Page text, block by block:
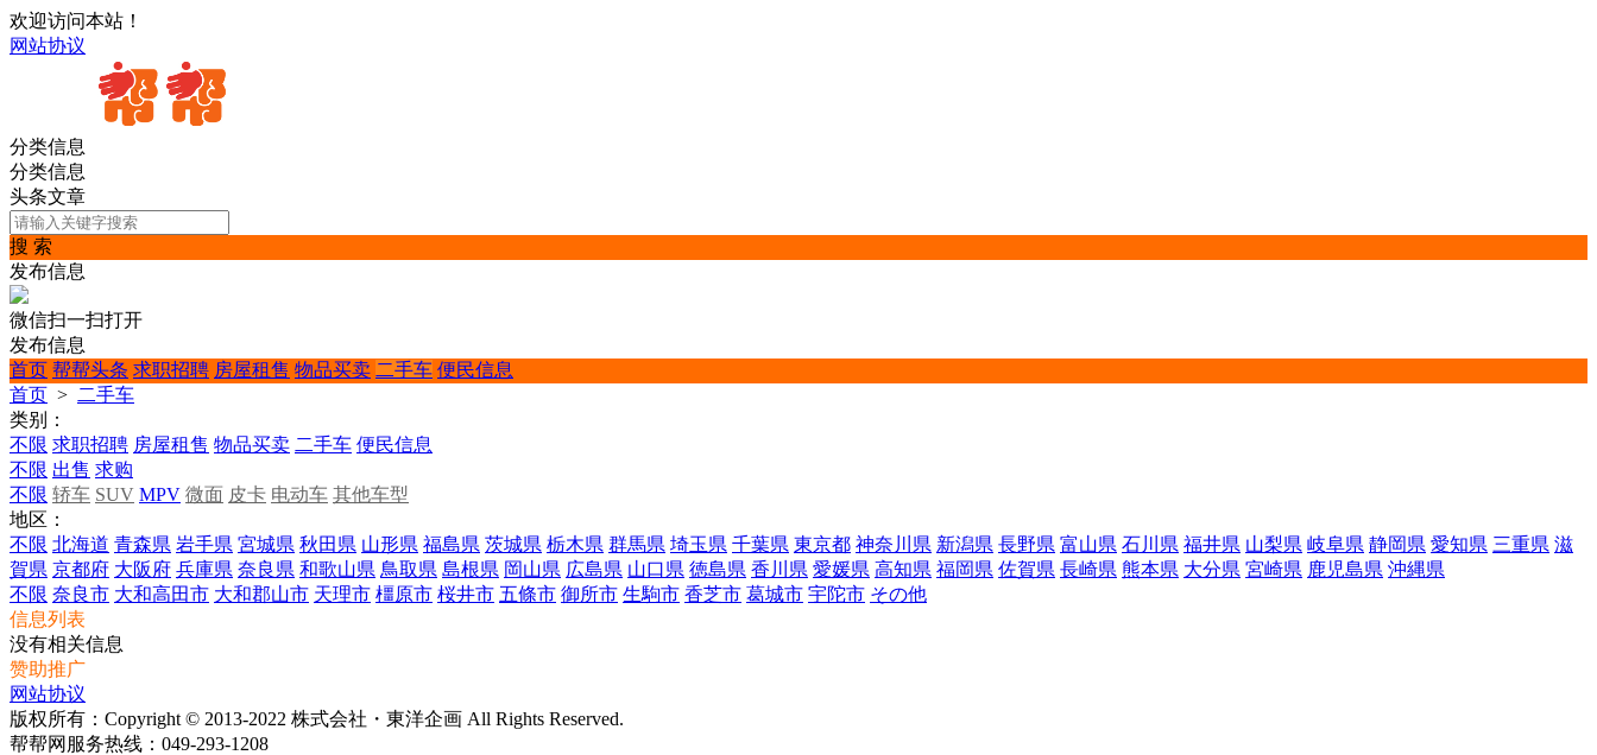
欢迎访问本站！
网站协议
分类信息
分类信息
头条文章
搜 索
发布信息
微信扫一扫打开
发布信息
首页 帮帮头条 求职招聘 房屋租售 物品买卖 二手车 便民信息
首页 > 二手车
类别：
不限 求职招聘 房屋租售 物品买卖 二手车 便民信息
不限 出售 求购
不限 轿车 SUV MPV 微面 皮卡 电动车 其他车型
地区：
不限 北海道 青森県 岩手県 宮城県 秋田県 山形県 福島県 茨城県 栃木県 群馬県 埼玉県 千葉県 東京都 神奈川県 新潟県 長野県 富山県 石川県 福井県 山梨県 岐阜県 静岡県 愛知県 三重県 滋
賀県 京都府 大阪府 兵庫県 奈良県 和歌山県 鳥取県 島根県 岡山県 広島県 山口県 徳島県 香川県 愛媛県 高知県 福岡県 佐賀県 長崎県 熊本県 大分県 宮崎県 鹿児島県 沖縄県
不限 奈良市 大和高田市 大和郡山市 天理市 橿原市 桜井市 五條市 御所市 生駒市 香芝市 葛城市 宇陀市 その他
信息列表
没有相关信息
赞助推广
网站协议
版权所有：Copyright © 2013-2022 株式会社・東洋企画 All Rights Reserved.
帮帮网服务热线： 049-293-1208